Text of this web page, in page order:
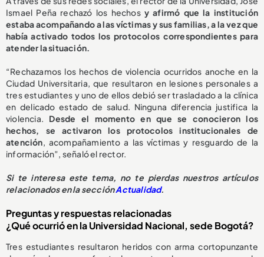
Ismael Peña rechazó los hechos y afirmó que la institución
estaba acompañando a las víctimas y sus familias, a la vez que
había activado todos los protocolos correspondientes para
atender la situación.
“Rechazamos los hechos de violencia ocurridos anoche en la
Ciudad Universitaria, que resultaron en lesiones personales a
tres estudiantes y uno de ellos debió ser trasladado a la clínica
en delicado estado de salud. Ninguna diferencia justifica la
violencia. Desde el momento en que se conocieron los
hechos, se activaron los protocolos institucionales de
atención, acompañamiento a las víctimas y resguardo de la
información”, señaló el rector.
Si te interesa este tema, no te pierdas nuestros artículos
relacionados en la secciónActualidad.
Preguntas y respuestas relacionadas
¿Qué ocurrió en la Universidad Nacional, sede Bogotá?
Tres estudiantes resultaron heridos con arma cortopunzante